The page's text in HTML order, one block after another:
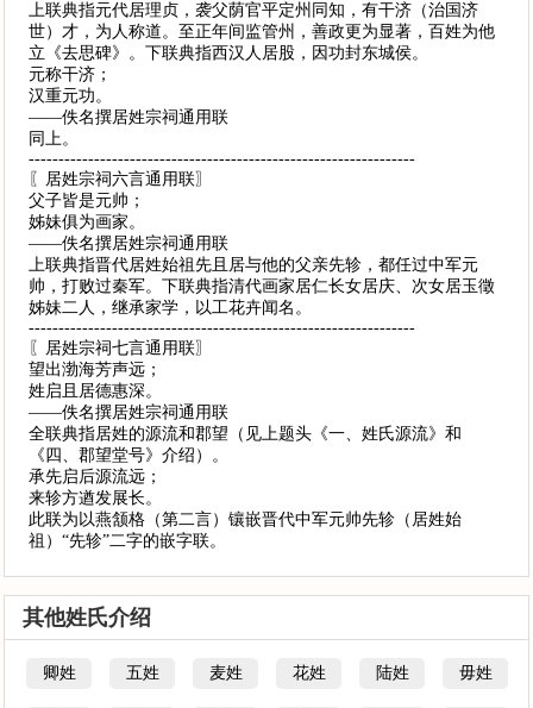
上联典指元代居理贞，袭父荫官平定州同知，有干济（治国济
世）才，为人称道。至正年间监管州，善政更为显著，百姓为他
立《去思碑》。下联典指西汉人居股，因功封东城侯。
元称干济；
汉重元功。
——佚名撰居姓宗祠通用联
同上。
-----------------------------------------------------------------
〖居姓宗祠六言通用联〗
父子皆是元帅；
姊妹俱为画家。
——佚名撰居姓宗祠通用联
上联典指晋代居姓始祖先且居与他的父亲先轸，都任过中军元
帅，打败过秦军。下联典指清代画家居仁长女居庆、次女居玉徵
姊妹二人，继承家学，以工花卉闻名。
-----------------------------------------------------------------
〖居姓宗祠七言通用联〗
望出渤海芳声远；
姓启且居德惠深。
——佚名撰居姓宗祠通用联
全联典指居姓的源流和郡望（见上题头《一、姓氏源流》和
《四、郡望堂号》介绍）。
承先启后源流远；
来轸方遒发展长。
此联为以燕颔格（第二言）镶嵌晋代中军元帅先轸（居姓始
祖）“先轸”二字的嵌字联。
其他姓氏介绍
卿姓 五姓 麦姓 花姓 陆姓 毋姓